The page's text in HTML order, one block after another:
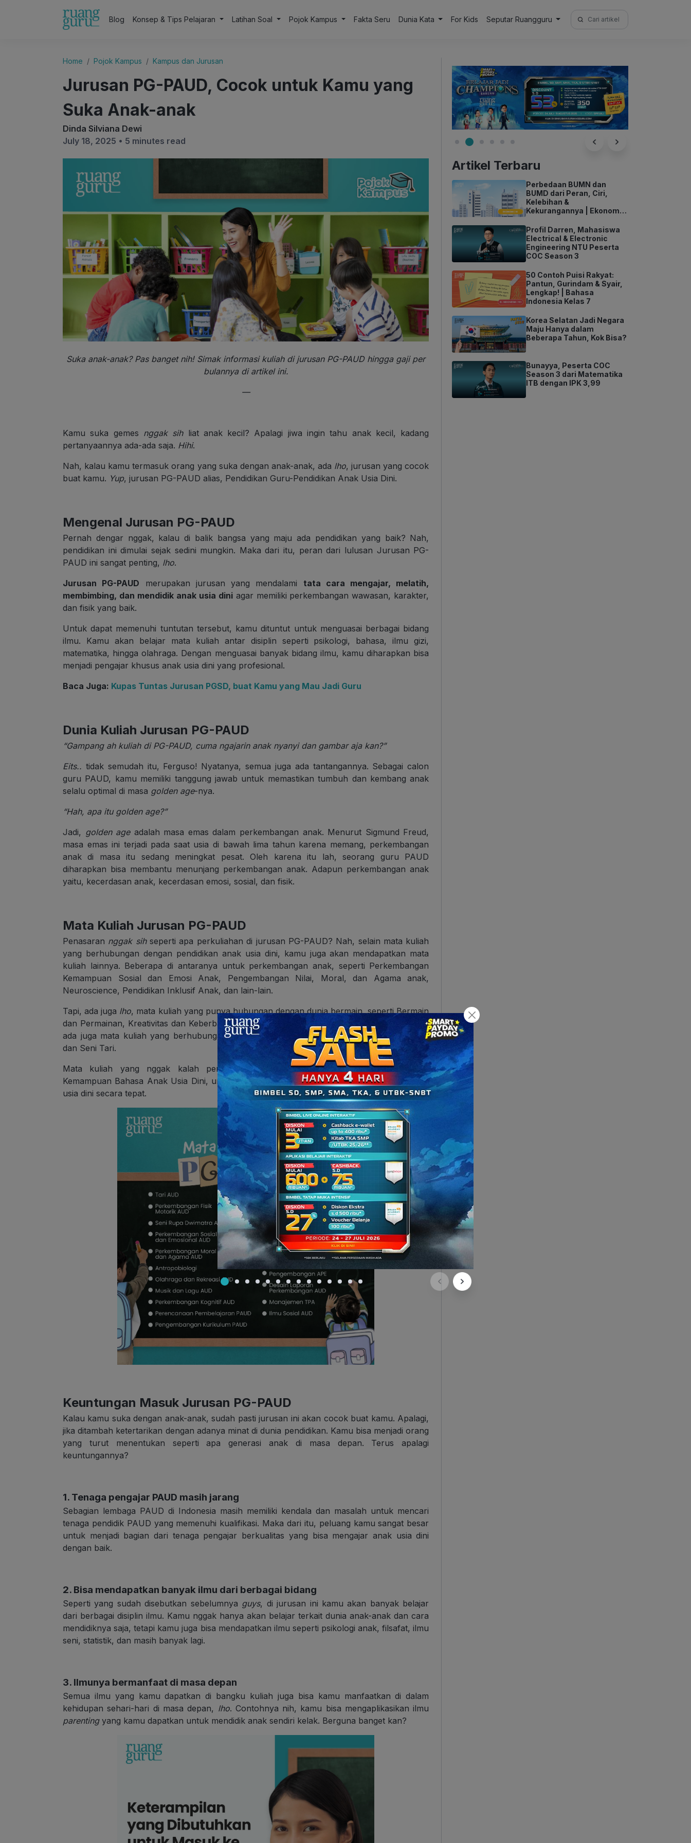
Blog Konsep & Tips Pelajaran Latihan Soal Pojok Kampus Fakta Seru Dunia Kata For Kids Seputar Ruangguru
Search
for:
Home Pojok Kampus Kampus dan Jurusan
Jurusan PG-PAUD, Cocok untuk Kamu yang
Suka Anak-anak
Dinda Silviana Dewi
July 18, 2025 • 5 minutes read
Suka anak-anak? Pas banget nih! Simak informasi kuliah di jurusan PG-PAUD hingga gaji per
bulannya di artikel ini.
—
Kamu suka gemes nggak sihliat anak kecil? Apalagi jiwa ingin tahu anak kecil, kadang
pertanyaannya ada-ada saja. Hihi.
Nah, kalau kamu termasuk orang yang suka dengan anak-anak, ada lho, jurusan yang cocok
buat kamu. Yup, jurusan PG-PAUD alias, Pendidikan Guru-Pendidikan Anak Usia Dini.
Mengenal Jurusan PG-PAUD
Pernah dengar nggak, kalau di balik bangsa yang maju ada pendidikan yang baik? Nah,
pendidikan ini dimulai sejak sedini mungkin. Maka dari itu, peran dari lulusan Jurusan PG-
PAUD ini sangat penting, lho.
Jurusan PG-PAUD merupakan jurusan yang mendalami tata cara mengajar, melatih,
membimbing, dan mendidik anak usia diniagar memiliki perkembangan wawasan, karakter,
dan fisik yang baik.
Untuk dapat memenuhi tuntutan tersebut, kamu dituntut untuk menguasai berbagai bidang
ilmu. Kamu akan belajar mata kuliah antar disiplin seperti psikologi, bahasa, ilmu gizi,
matematika, hingga olahraga. Dengan menguasai banyak bidang ilmu, kamu diharapkan bisa
menjadi pengajar khusus anak usia dini yang profesional.
Baca Juga: Kupas Tuntas Jurusan PGSD, buat Kamu yang Mau Jadi Guru
Dunia Kuliah Jurusan PG-PAUD
“Gampang ah kuliah di PG-PAUD, cuma ngajarin anak nyanyi dan gambar aja kan?”
Eits.. tidak semudah itu, Ferguso! Nyatanya, semua juga ada tantangannya. Sebagai calon
guru PAUD, kamu memiliki tanggung jawab untuk memastikan tumbuh dan kembang anak
selalu optimal di masa golden age-nya.
“Hah, apa itu golden age?”
Jadi, golden age adalah masa emas dalam perkembangan anak. Menurut Sigmund Freud,
masa emas ini terjadi pada saat usia di bawah lima tahun karena memang, perkembangan
anak di masa itu sedang meningkat pesat. Oleh karena itu lah, seorang guru PAUD
diharapkan bisa membantu menunjang perkembangan anak. Adapun perkembangan anak
yaitu, kecerdasan anak, kecerdasan emosi, sosial, dan fisik.
Mata Kuliah Jurusan PG-PAUD
Penasaran nggak sihseperti apa perkuliahan di jurusan PG-PAUD? Nah, selain mata kuliah
yang berhubungan dengan pendidikan anak usia dini, kamu juga akan mendapatkan mata
kuliah lainnya. Beberapa di antaranya untuk perkembangan anak, seperti Perkembangan
Kemampuan Sosial dan Emosi Anak, Pengembangan Nilai, Moral, dan Agama anak,
Neuroscience, Pendidikan Inklusif Anak, dan lain-lain.
Tapi, ada juga lho, mata kuliah yang punya hubungan dengan dunia bermain, seperti Bermain
dan Permainan, Kreativitas dan Keberbakatan, serta Alat Permainan Edukatif. Sementara itu,
ada juga mata kuliah yang berhubungan dengan kesenian, seperti Seni Musik, Seni Rupa,
dan Seni Tari.
Mata kuliah yang nggak kalah penting lainnya adalah mata kuliah Pengembangan
Kemampuan Bahasa Anak Usia Dini, untuk mengetahui strategi berkomunikasi dengan anak
usia dini secara tepat.
Keuntungan Masuk Jurusan PG-PAUD
Kalau kamu suka dengan anak-anak, sudah pasti jurusan ini akan cocok buat kamu. Apalagi,
jika ditambah ketertarikan dengan adanya minat di dunia pendidikan. Kamu bisa menjadi orang
yang turut menentukan seperti apa generasi anak di masa depan. Terus apalagi
keuntungannya?
1. Tenaga pengajar PAUD masih jarang
Sebagian lembaga PAUD di Indonesia masih memiliki kendala dan masalah untuk mencari
tenaga pendidik PAUD yang memenuhi kualifikasi. Maka dari itu, peluang kamu sangat besar
untuk menjadi bagian dari tenaga pengajar berkualitas yang bisa mengajar anak usia dini
dengan baik.
2. Bisa mendapatkan banyak ilmu dari berbagai bidang
Seperti yang sudah disebutkan sebelumnya guys, di jurusan ini kamu akan banyak belajar
dari berbagai disiplin ilmu. Kamu nggak hanya akan belajar terkait dunia anak-anak dan cara
mendidiknya saja, tetapi kamu juga bisa mendapatkan ilmu seperti psikologi anak, filsafat, ilmu
seni, statistik, dan masih banyak lagi.
3. Ilmunya bermanfaat di masa depan
Semua ilmu yang kamu dapatkan di bangku kuliah juga bisa kamu manfaatkan di dalam
kehidupan sehari-hari di masa depan, lho. Contohnya nih, kamu bisa mengaplikasikan ilmu
parentingyang kamu dapatkan untuk mendidik anak sendiri kelak. Berguna banget kan?
Artikel Terbaru
Perbedaan BUMN dan
BUMD dari Peran, Ciri,
Kelebihan &
Kekurangannya | Ekonomi
Profil Darren, Mahasiswa
Electrical & Electronic
Engineering NTU Peserta
COC Season 3
50 Contoh Puisi Rakyat:
Pantun, Gurindam & Syair,
Lengkap! | Bahasa
Indonesia Kelas 7
Korea Selatan Jadi Negara
Maju Hanya dalam
Beberapa Tahun, Kok Bisa?
Bunayya, Peserta COC
Season 3 dari Matematika
ITB dengan IPK 3,99